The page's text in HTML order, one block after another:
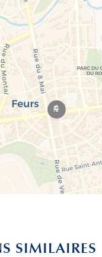
SIMILAIRES